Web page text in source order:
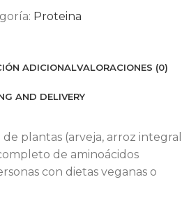
Proteina
ADICIONALVALORACIONES (0)
AND DELIVERY
plantas (arveja, arroz integral
de aminoácidos
con dietas veganas o